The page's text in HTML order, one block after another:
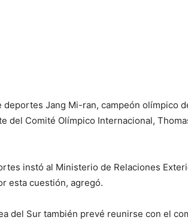
deportes Jang Mi-ran, campeón olímpico
del Comité Olímpico Internacional,
instó al Ministerio de Relaciones
esta cuestión, agregó.
del Sur también prevé reunirse con el